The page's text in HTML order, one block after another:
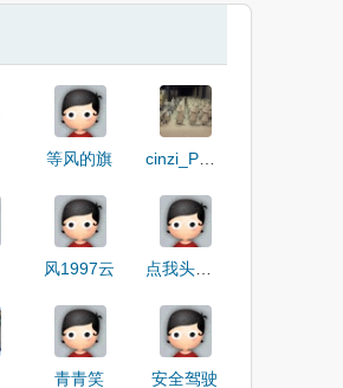
等风的旗 cinzi_PFfnp
风1997云 点我头像看资料
青青笑 安全驾驶